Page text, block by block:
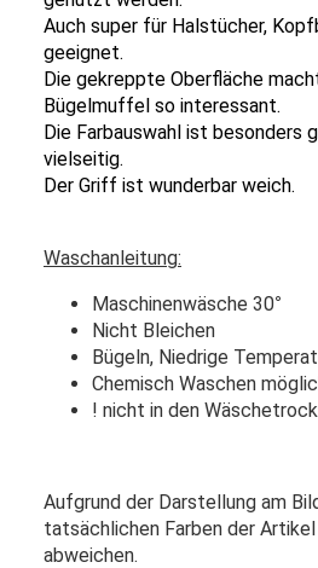
Auch super für Halstücher,
geeignet.
Die gekreppte Oberfläche
Bügelmuffel so interessant.
Die Farbauswahl ist besonders
vielseitig.
Der Griff ist wunderbar weich.
Waschanleitung:
Maschinenwäsche 30°
Nicht Bleichen
Bügeln, Niedrige
Chemisch Waschen
! nicht in den
Aufgrund der Darstellung am
tatsächlichen Farben der
abweichen.